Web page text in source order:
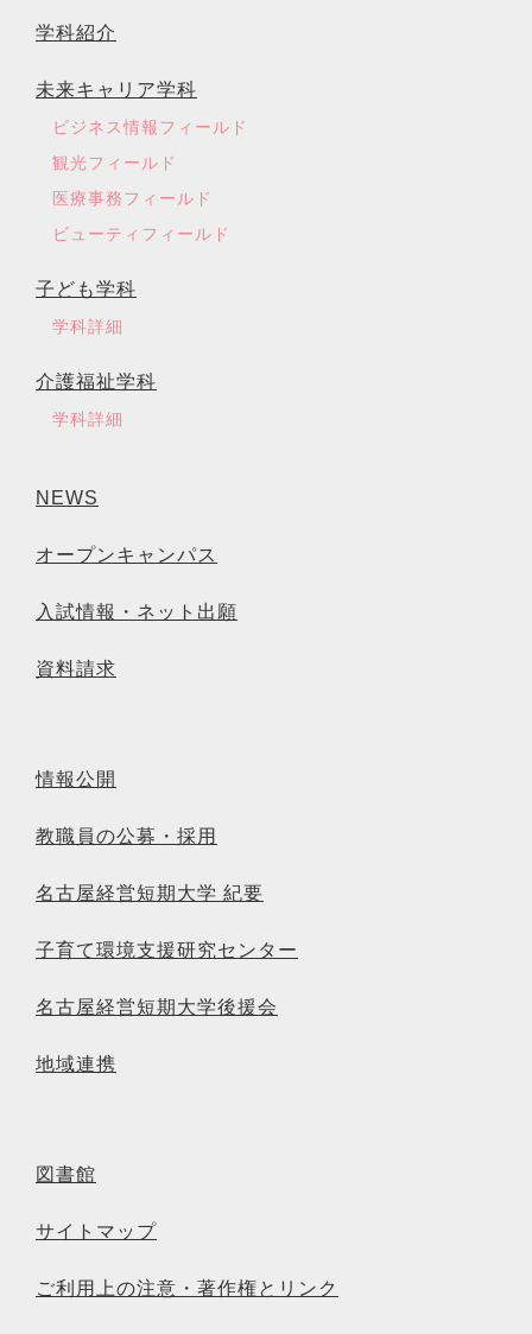
学科紹介
未来キャリア学科
ビジネス情報フィールド
観光フィールド
医療事務フィールド
ビューティフィールド
子ども学科
学科詳細
介護福祉学科
学科詳細
NEWS
オープンキャンパス
入試情報・ネット出願
資料請求
情報公開
教職員の公募・採用
名古屋経営短期大学 紀要
子育て環境支援研究センター
名古屋経営短期大学後援会
地域連携
図書館
サイトマップ
ご利用上の注意・著作権とリンク